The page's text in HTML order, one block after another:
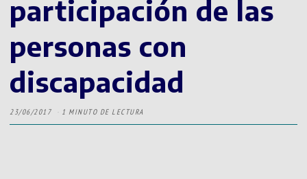
participación de las
personas con
discapacidad
23/06/2017 1 MINUTO DE LECTURA